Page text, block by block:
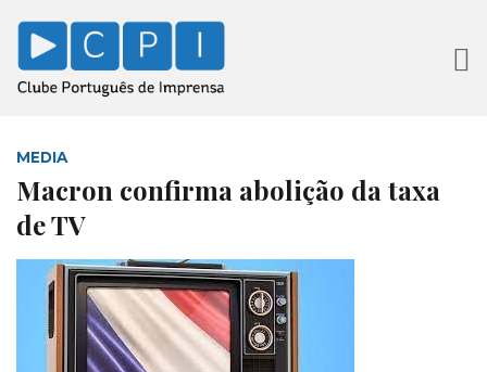
MEDIA
Macron confirma abolição da taxa
de TV